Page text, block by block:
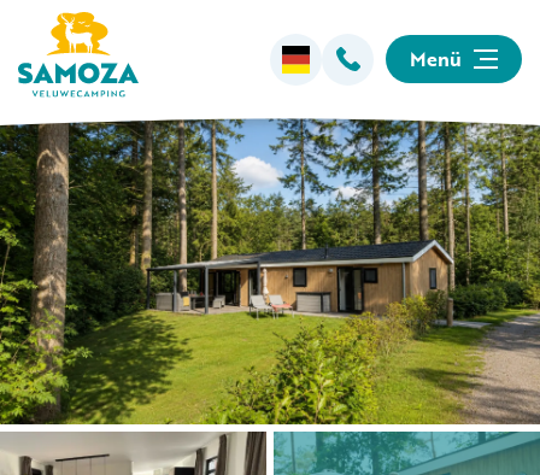
Menü
Übernachten
Einrichtungen
Animation
Umgebung
Informationen